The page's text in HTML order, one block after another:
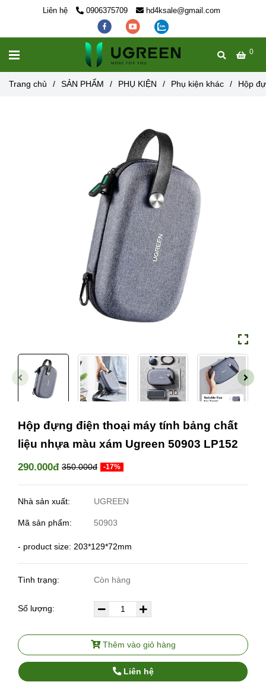
Liên hệ 0906375709 hd4ksale@gmail.com
0
Trang chủ / SẢN PHẨM / PHỤ KIỆN / Phụ kiện khác / Hộp
Hộp đựng điện thoại máy tính bảng chất
liệu nhựa màu xám Ugreen 50903 LP152
290.000đ 350.000đ -17%
Nhà sản xuất: UGREEN
Mã sản phẩm: 50903
- product size: 203*129*72mm
Tình trạng: Còn hàng
Số lượng:
Thêm vào giỏ hàng
Liên hệ